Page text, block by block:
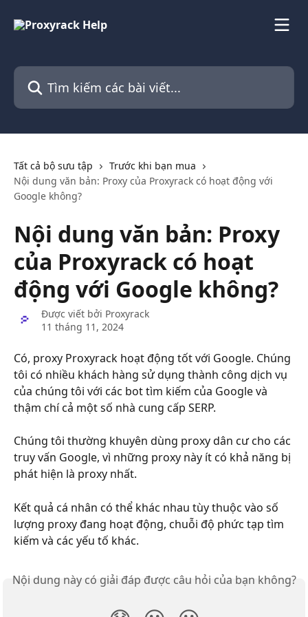
Tìm kiếm các bài viết...
Tất cả bộ sưu tập
Trước khi bạn mua
Nội dung văn bản: Proxy của Proxyrack có hoạt động với
Google không?
Nội dung văn bản: Proxy
của Proxyrack có hoạt
động với Google không?
Được viết bởi Proxyrack
11 tháng 11, 2024
Có, proxy Proxyrack hoạt động tốt với Google. Chúng
tôi có nhiều khách hàng sử dụng thành công dịch vụ
của chúng tôi với các bot tìm kiếm của Google và
thậm chí cả một số nhà cung cấp SERP.
Chúng tôi thường khuyên dùng proxy dân cư cho các
truy vấn Google, vì những proxy này ít có khả năng bị
phát hiện là proxy nhất.
Kết quả cá nhân có thể khác nhau tùy thuộc vào số
lượng proxy đang hoạt động, chuỗi độ phức tạp tìm
kiếm và các yếu tố khác.
Nội dung này có giải đáp được câu hỏi của bạn không?